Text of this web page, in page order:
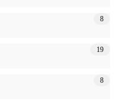
8
19
8